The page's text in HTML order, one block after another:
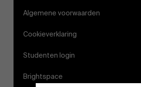
Algemene voorwaarden
Cookieverklaring
Studenten login
Brightspace